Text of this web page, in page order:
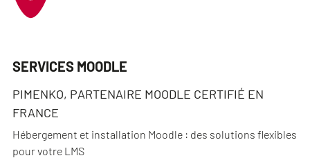
SERVICES MOODLE
PIMENKO, PARTENAIRE MOODLE CERTIFIÉ EN
FRANCE
Hébergement et installation Moodle : des solutions flexibles
pour votre LMS